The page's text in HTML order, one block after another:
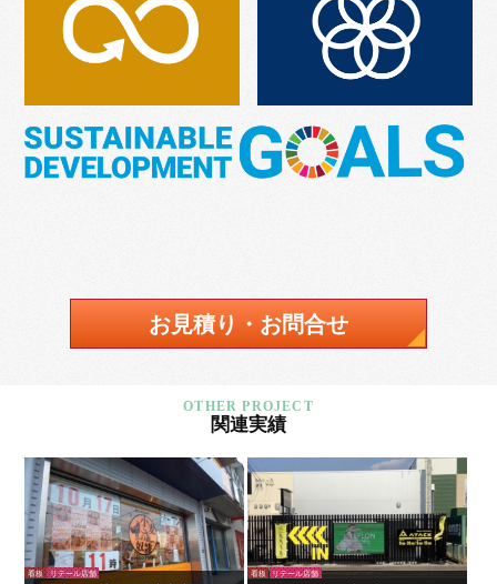
お見積り・お問合せ
関連実績
看板 リテール店舗 看板 リテール店舗